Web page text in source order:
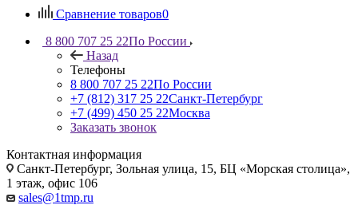
Сравнение товаров0
8 800 707 25 22По России
Назад
Телефоны
8 800 707 25 22По России
+7 (812) 317 25 22Санкт-Петербург
+7 (499) 450 25 22Москва
Заказать звонок
Контактная информация
Санкт-Петербург, Зольная улица, 15, БЦ «Морская столица»,
1 этаж, офис 106
sales@1tmp.ru